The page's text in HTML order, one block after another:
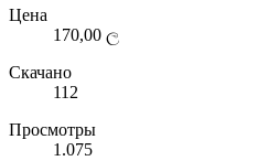
Цена
170,00 ල
Скачано
112
Просмотры
1.075